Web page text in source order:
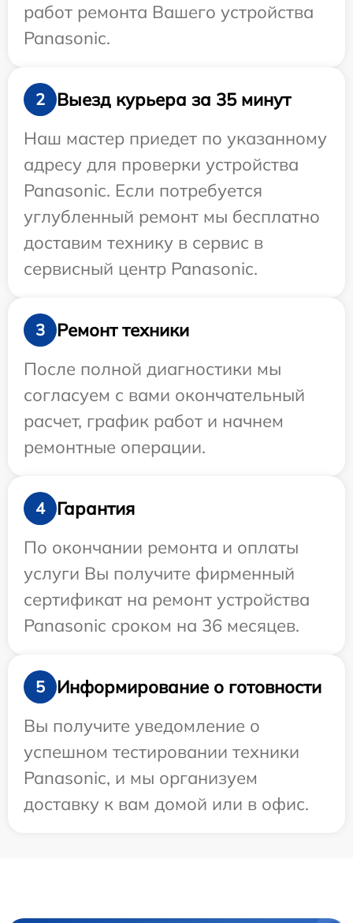
работ ремонта Вашего устройства
Panasonic.
2
Выезд курьера за 35 минут
Наш мастер приедет по указанному
адресу для проверки устройства
Panasonic. Если потребуется
углубленный ремонт мы бесплатно
доставим технику в сервис в
сервисный центр Panasonic.
3
Ремонт техники
После полной диагностики мы
согласуем с вами окончательный
расчет, график работ и начнем
ремонтные операции.
4
Гарантия
По окончании ремонта и оплаты
услуги Вы получите фирменный
сертификат на ремонт устройства
Panasonic сроком на 36 месяцев.
5
Информирование о готовности
Вы получите уведомление о
успешном тестировании техники
Panasonic, и мы организуем
доставку к вам домой или в офис.